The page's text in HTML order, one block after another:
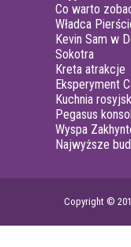
Co warto
Władca
Kevin Sam w
Sokotra
Kreta atrakcje
Eksperyment
Kuchnia
Pegasus
Wyspa
Najwyższe
Copyright ©